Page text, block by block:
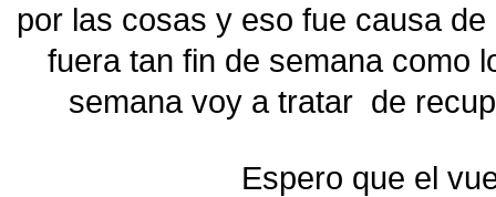
por las cosas y eso fue causa
fuera tan fin de semana como
semana voy a tratar de
Espero que el